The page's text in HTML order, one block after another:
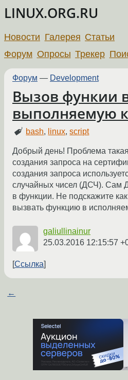
LINUX.ORG.RU
Новости Галерея Статьи
Форум Опросы Трекер
Форум — Development
Вызов функии
выполняемую
bash, linux,script
Добрый день! Проблема
создания запроса на
создания запроса
случайных чисел (ДСЧ). Сам
в функции. Не подскажите
вызвать функцию в
galiullinainur
25.03.2016 12:15:57
Ссылка
←